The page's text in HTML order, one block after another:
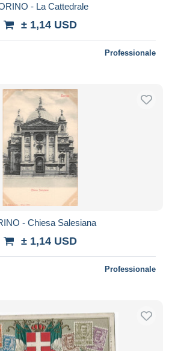
- La Cattedrale
± 1,14 USD
Professionale
- Chiesa Salesiana
± 1,14 USD
Professionale